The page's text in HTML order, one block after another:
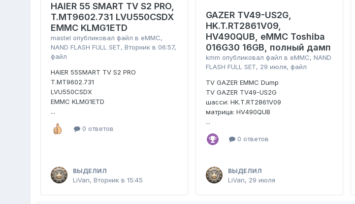
HAIER 55 SMART TV S2 PRO,
T.MT9602.731 LVU550CSDX
EMMC KLMG1ETD
mastel опубликовал файл в eMMC,
NAND FLASH FULL SET,Вторник в 06:57,
файл
HAIER 55SMART TV S2 PRO
T.MT9602.731
LVU550CSDX
EMMC KLMG1ETD
...
0 ответов
ВЫДЕЛИЛ
LiVan,Вторник в 15:45
GAZER TV49-US2G,
HK.T.RT2861V09,
HV490QUB, eMMC Toshiba
016G30 16GB, полный дамп
kmm опубликовал файл в eMMC, NAND
FLASH FULL SET, 29 июля, файл
TV GAZER EMMC Dump
TV GAZER TV49-US2G
шасси: HK.T.RT2861V09
матрица: HV490QUB
...
0 ответов
ВЫДЕЛИЛ
LiVan, 29 июля